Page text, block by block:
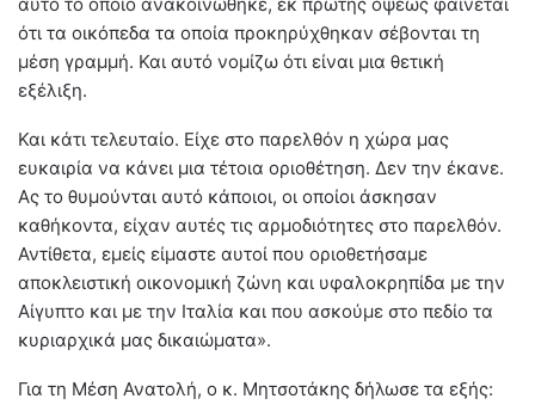
αυτό το οποίο ανακοινώθηκε, εκ πρώτης όψεως φαίνεται
ότι τα οικόπεδα τα οποία προκηρύχθηκαν σέβονται τη
μέση γραμμή. Και αυτό νομίζω ότι είναι μια θετική
εξέλιξη.
Και κάτι τελευταίο. Είχε στο παρελθόν η χώρα μας
ευκαιρία να κάνει μια τέτοια οριοθέτηση. Δεν την έκανε.
Ας το θυμούνται αυτό κάποιοι, οι οποίοι άσκησαν
καθήκοντα, είχαν αυτές τις αρμοδιότητες στο παρελθόν.
Αντίθετα, εμείς είμαστε αυτοί που οριοθετήσαμε
αποκλειστική οικονομική ζώνη και υφαλοκρηπίδα με την
Αίγυπτο και με την Ιταλία και που ασκούμε στο πεδίο τα
κυριαρχικά μας δικαιώματα».
Για τη Μέση Ανατολή, ο κ. Μητσοτάκης δήλωσε τα εξής: